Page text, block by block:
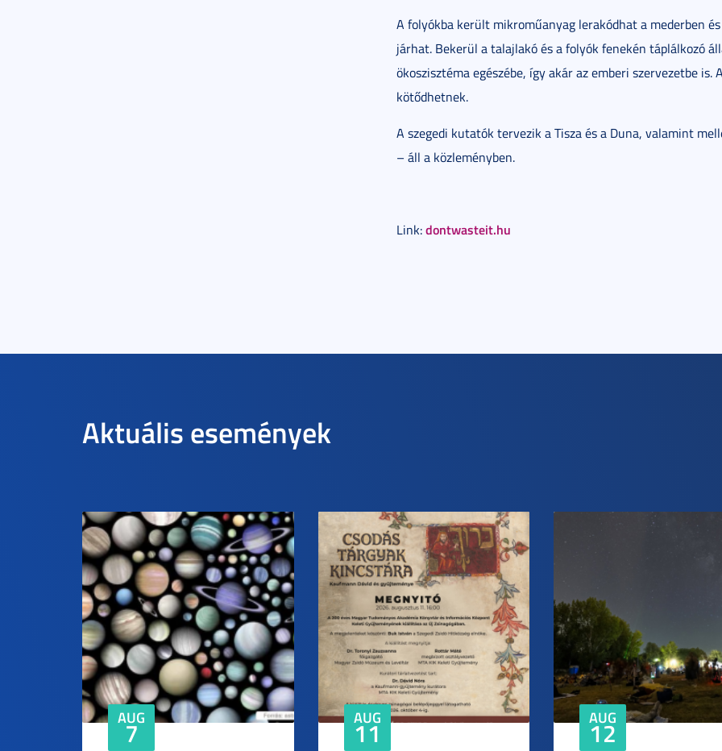
A folyókba került mikroműanyag lerakódhat a mederben
járhat. Bekerül a talajlakó és a folyók fenekén táplálkozó
ökoszisztéma egészébe, így akár az emberi szervezetbe
kötődhetnek.
A szegedi kutatók tervezik a Tisza és a Duna, valamint
– áll a közleményben.
Link:dontwasteit.hu
Aktuális események
AUG
7 AUG
11 AUG
12